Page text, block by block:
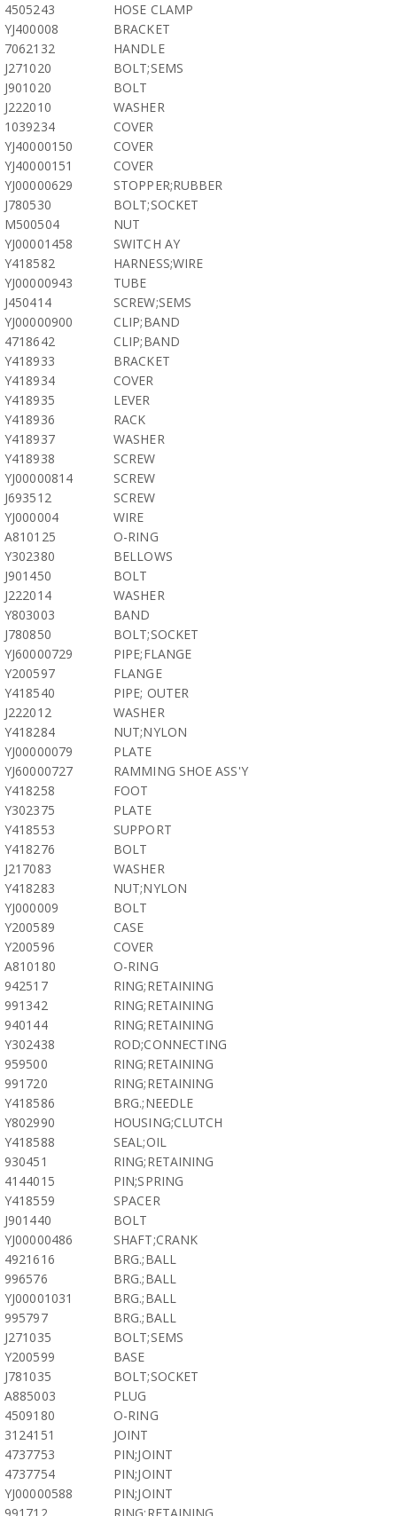
4505243
HOSE CLAMP
YJ400008
BRACKET
7062132
HANDLE
J271020
BOLT;SEMS
J901020
BOLT
J222010
WASHER
1039234
COVER
YJ40000150
COVER
YJ40000151
COVER
YJ00000629
STOPPER;RUBBER
J780530
BOLT;SOCKET
M500504
NUT
YJ00001458
SWITCH AY
Y418582
HARNESS;WIRE
YJ00000943
TUBE
J450414
SCREW;SEMS
YJ00000900
CLIP;BAND
4718642
CLIP;BAND
Y418933
BRACKET
Y418934
COVER
Y418935
LEVER
Y418936
RACK
Y418937
WASHER
Y418938
SCREW
YJ00000814
SCREW
J693512
SCREW
YJ000004
WIRE
A810125
O-RING
Y302380
BELLOWS
J901450
BOLT
J222014
WASHER
Y803003
BAND
J780850
BOLT;SOCKET
YJ60000729
PIPE;FLANGE
Y200597
FLANGE
Y418540
PIPE; OUTER
J222012
WASHER
Y418284
NUT;NYLON
YJ00000079
PLATE
YJ60000727
RAMMING SHOE ASS'Y
Y418258
FOOT
Y302375
PLATE
Y418553
SUPPORT
Y418276
BOLT
J217083
WASHER
Y418283
NUT;NYLON
YJ000009
BOLT
Y200589
CASE
Y200596
COVER
A810180
O-RING
942517
RING;RETAINING
991342
RING;RETAINING
940144
RING;RETAINING
Y302438
ROD;CONNECTING
959500
RING;RETAINING
991720
RING;RETAINING
Y418586
BRG.;NEEDLE
Y802990
HOUSING;CLUTCH
Y418588
SEAL;OIL
930451
RING;RETAINING
4144015
PIN;SPRING
Y418559
SPACER
J901440
BOLT
YJ00000486
SHAFT;CRANK
4921616
BRG.;BALL
996576
BRG.;BALL
YJ00001031
BRG.;BALL
995797
BRG.;BALL
J271035
BOLT;SEMS
Y200599
BASE
J781035
BOLT;SOCKET
A885003
PLUG
4509180
O-RING
3124151
JOINT
4737753
PIN;JOINT
4737754
PIN;JOINT
YJ00000588
PIN;JOINT